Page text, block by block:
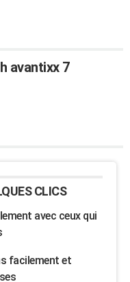
avantixx 7
CLICS
avec ceux qui
facilement et